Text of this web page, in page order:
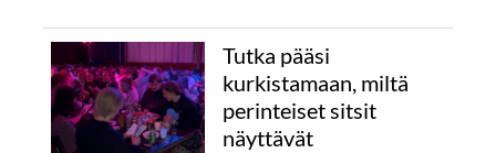
Tutka pääsi
kurkistamaan, miltä
perinteiset sitsit
näyttävät